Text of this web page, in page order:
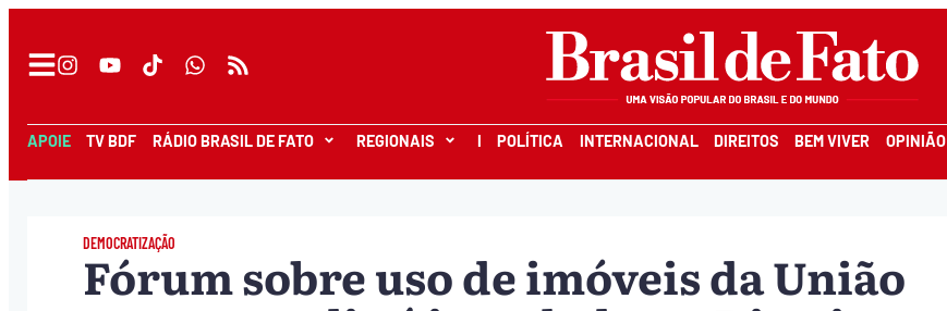
APOIE TV BDF RÁDIO BRASIL DE FATO REGIONAIS I POLÍTICA INTERNACIONAL DIREITOS BEM VIVER OPINIÃO
DEMOCRATIZAÇÃO
Fórum sobre uso de imóveis da União